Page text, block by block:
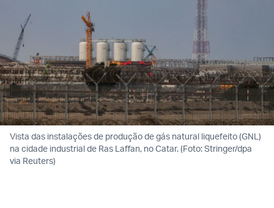
Vista das instalações de produção de gás natural liquefeito (GNL)
na cidade industrial de Ras Laffan, no Catar. (Foto: Stringer/dpa
via Reuters)